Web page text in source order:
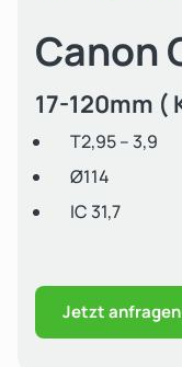
Canon
17-120mm (
T2,95 – 3,9
Ø114
IC 31,7
Jetzt anfragen